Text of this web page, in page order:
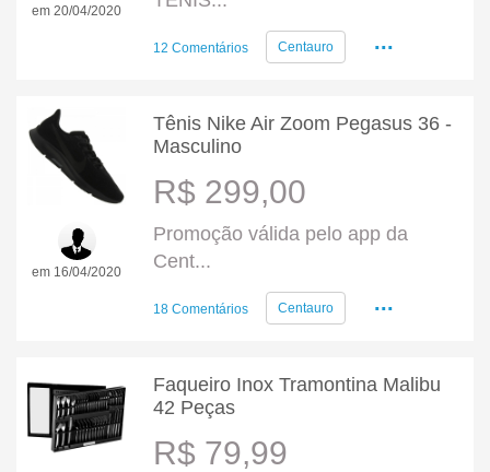
em 20/04/2020
12 Comentários Centauro ...
em 16/04/2020
Tênis Nike Air Zoom Pegasus 36 -
Masculino
R$ 299,00
Promoção válida pelo app da
Cent...
18 Comentários Centauro ...
Faqueiro Inox Tramontina Malibu
42 Peças
R$ 79,99